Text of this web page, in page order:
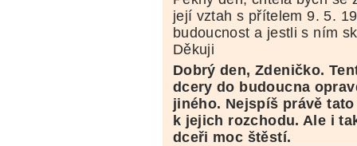
její vztah s přítelem 9. 5.
budoucnost a jestli s ním
Děkuji
Dobrý den, Zdeničko.
dcery do budoucna
jiného. Nejspíš právě
k jejich rozchodu. Ale i
dceři moc štěstí.